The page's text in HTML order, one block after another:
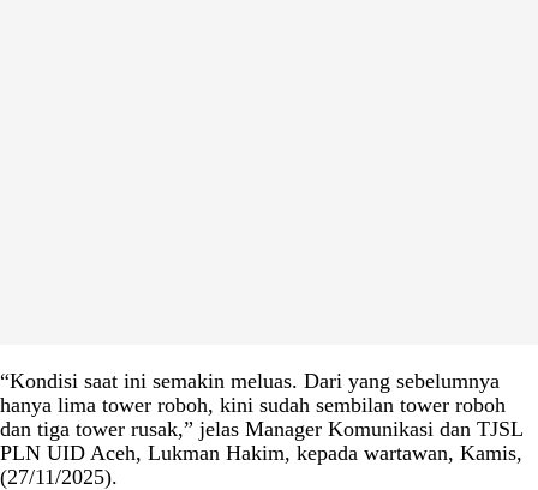
“Kondisi saat ini semakin meluas. Dari yang sebelumnya
hanya lima tower roboh, kini sudah sembilan tower roboh
dan tiga tower rusak,” jelas Manager Komunikasi dan TJSL
PLN UID Aceh, Lukman Hakim, kepada wartawan, Kamis,
(27/11/2025).